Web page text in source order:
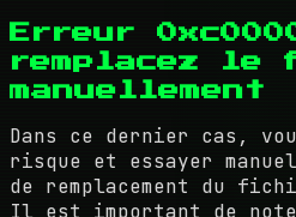
Erreur
remplacez le
manuellement
Dans ce dernier cas,
risque et essayer
de remplacement du
Il est important de